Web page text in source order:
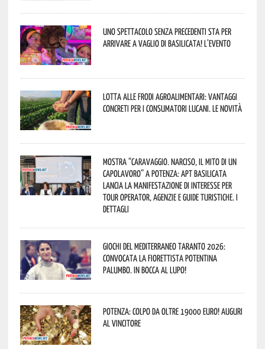
Uno spettacolo senza precedenti sta per
arrivare a Vaglio di Basilicata! L’evento
Lotta alle frodi agroalimentari: vantaggi
concreti per i consumatori lucani. Le novità
Mostra “Caravaggio. Narciso, il mito di un
capolavoro” a Potenza: APT Basilicata
lancia la manifestazione di interesse per
Tour Operator, Agenzie e Guide Turistiche. I
dettagli
Giochi del Mediterraneo Taranto 2026:
convocata la fiorettista potentina
Palumbo. In bocca al lupo!
Potenza: colpo da oltre 19000 Euro! Auguri
al vincitore